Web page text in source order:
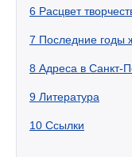
6 Расцвет
7 Последние годы
8 Адреса в Санкт-
9 Литература
10 Ссылки